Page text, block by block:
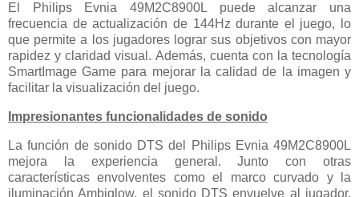
El Philips Evnia 49M2C8900L puede alcanzar una
frecuencia de actualización de 144Hz durante el juego, lo
que permite a los jugadores lograr sus objetivos con mayor
rapidez y claridad visual. Además, cuenta con la tecnología
SmartImage Game para mejorar la calidad de la imagen y
facilitar la visualización del juego.
Impresionantes funcionalidades de sonido
La función de sonido DTS del Philips Evnia 49M2C8900L
mejora la experiencia general. Junto con otras
características envolventes como el marco curvado y la
iluminación Ambiglow, el sonido DTS envuelve al jugador,